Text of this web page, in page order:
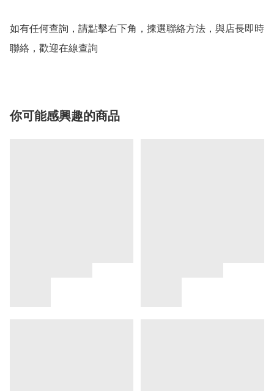
如有任何查詢，請點擊右下角，揀選聯絡方法，與店長即時
聯絡，歡迎在線查詢
你可能感興趣的商品